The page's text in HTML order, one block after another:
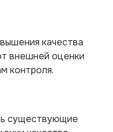
качества
внешней оценки
контроля.
существующие